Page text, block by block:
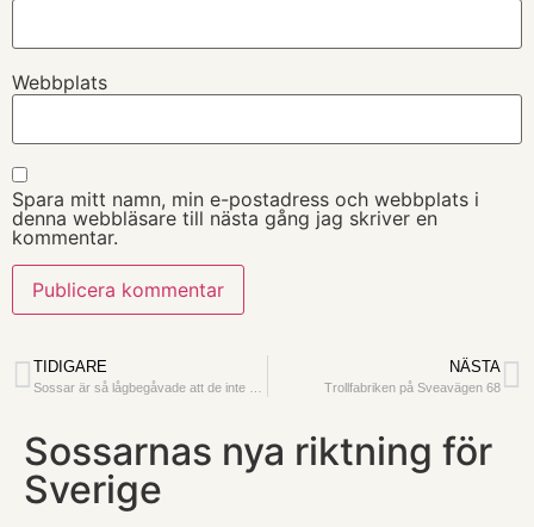
Webbplats
Spara mitt namn, min e-postadress och webbplats i
denna webbläsare till nästa gång jag skriver en
kommentar.
TIDIGARE NÄSTA
Trollfabriken på Sveavägen 68
Sossarnas nya riktning för
Sverige